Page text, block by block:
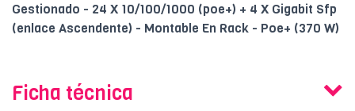
Gestionado - 24 X 10/100/1000 (poe+) + 4 X Gigabit Sfp
(enlace Ascendente) - Montable En Rack - Poe+ (370 W)
Ficha técnica